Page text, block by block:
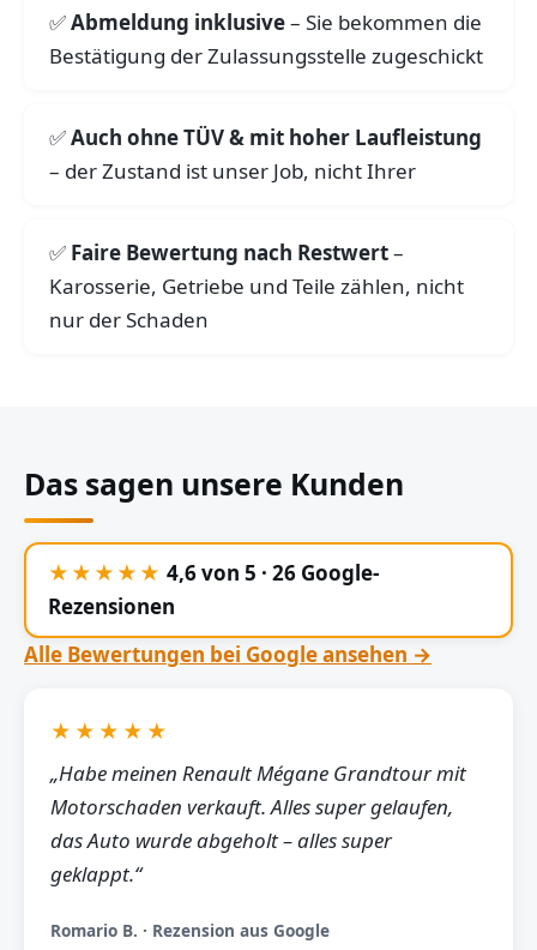
Abmeldung inklusive– Sie bekommen die
Bestätigung der Zulassungsstelle zugeschickt
Auch ohne TÜV & mit hoher Laufleistung
– der Zustand ist unser Job, nicht Ihrer
Faire Bewertung nach Restwert–
Karosserie, Getriebe und Teile zählen, nicht
nur der Schaden
Das sagen unsere Kunden
★★★★★ 4,6 von 5 · 26 Google-
Rezensionen
Alle Bewertungen bei Google ansehen →
★★★★★
„Habe meinen Renault Mégane Grandtour mit
Motorschaden verkauft. Alles super gelaufen,
das Auto wurde abgeholt – alles super
geklappt.“
Romario B. · Rezension aus Google